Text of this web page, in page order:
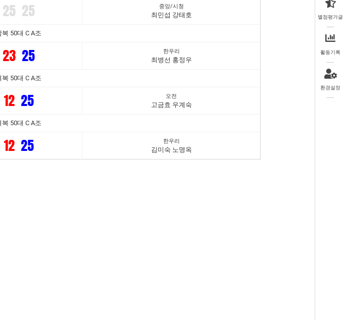
25 25 중앙/시청
최민섭 강태호
복 50대 C A조
23 25 한우리
최병선 홍정우
복 50대 C A조
12 25 오전
고금효 우계숙
복 50대 C A조
12 25 한우리
김미숙 노명옥
별점평가글
활동기록
환경설정